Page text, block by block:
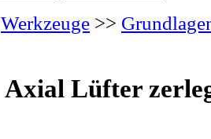
Werkzeuge >>
Axial Lüfter